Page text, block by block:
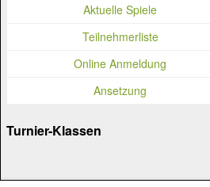
Aktuelle Spiele
Teilnehmerliste
Online Anmeldung
Ansetzung
Turnier-Klassen